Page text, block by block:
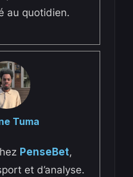
au quotidien.
Tuma
PenseBet,
et d’analyse.